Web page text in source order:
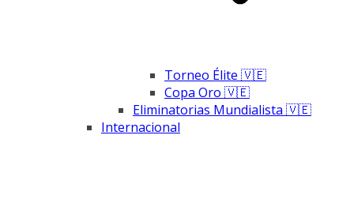
Torneo Élite 🇻🇪
Copa Oro 🇻🇪
Eliminatorias Mundialista 🇻🇪
Internacional